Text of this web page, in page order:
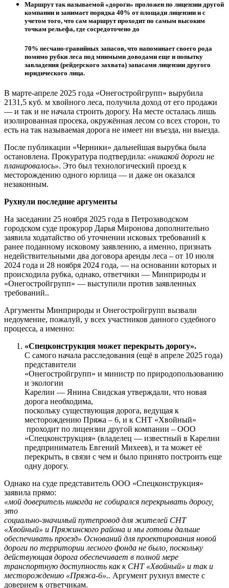
Маршрут так называемой «дороги» проложен по лицензии другой
компании и занимает порядка 40% от площади лицензии и с
учетом того, что сам маршрут проходит по самым высоким
точкам рельефа, где сосредоточено до
70% песчано-гравийных запасов, что напоминает своего рода
помимо рубки леса под мнимыми доводами еще и попытку
завладения (рейдерского захвата) запасами лицензии другого
юридического лица.
В марте-апреле 2025 года «Онегостройгрупп» вырубила
2131,5 куб. м хвойного леса, получила доход от его продажи
— и так и не начала строить дорогу. На месте осталась лишь
изолированная просека, окружённая лесом со всех сторон, то
есть на так называемая дорога не имеет ни въезда, ни выезда.
После публикации «Черники» дальнейшая вырубка была
остановлена. Прокуратура подтвердила: «никакой дороги не
планировалось». Это был технологический проезд к
месторождению одного юрлица — и даже он оказался
незаконным.
Рухнули последние аргументы
На заседании 25 ноября 2025 года в Петрозаводском
городском суде прокурор Дарья Миронова дополнительно
заявила ходатайство об уточнении исковых требований к
ранее поданному исковому заявлению, а именно, признать
недействительными два договора аренды леса – от 10 июля
2024 года и 28 ноября 2024 года, — на основании которых и
происходила рубка, однако, ответчики — Минприроды и
«Онегостройгрупп» — выступили против заявленных
требований..
Аргументы Минприроды и Онегостройгрупп вызвали
недоумение, пожалуй, у всех участников данного судебного
процесса, а именно:
«Спецконструкция может перекрыть дорогу».
С самого начала расследования (ещё в апреле 2025 года)
представители
«Онегостройгрупп» и министр по природопользованию
и экологии
Карелии — Янина Свидская утверждали, что новая
дорога необходима,
поскольку существующая дорога, ведущая к
месторождению Пряжа – 6, и к СНТ «Хвойный»
проходит по лицензии другой компании – ООО
«Спецконструкция» (владелец — известный в Карелии
предприниматель Евгений Михеев), и та может её
перекрыть, в связи с чем и было принято построить еще
одну дорогу.
Однако на суде представитель ООО «Спецконструкция»
заявила прямо:
«мой доверитель никогда не собирался перекрывать дорогу,
это
социально-значимый путепровод для жителей СНТ
«Хвойный» и Пряжинского района и мы готовы дальше
обеспечивать проезд» Оснований для проектирования новой
дороги по территории лесного фонда не было, поскольку
действующая дорога обеспечивает в полной мере
транспортную доступность как к СНТ «Хвойный» и так и
месторождению «Пряжа-6».. Аргумент рухнул вместе с
доверием к ответчикам.